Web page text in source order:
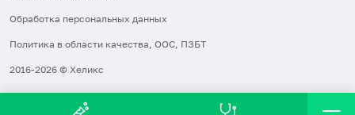
Обработка персональных данных
Политика в области качества, ООС, ПЗБТ
2016-2026 © Хеликс